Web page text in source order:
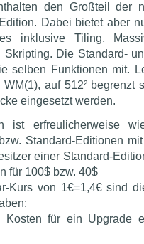
den Großteil der
Dabei bietet aber
inklusive Tiling,
Skripting. Die Standard-
selben Funktionen mit.
auf 512² begrenzt
eingesetzt werden.
ist erfreulicherweise
Standard-Editionen
einer Standard-
für 100$ bzw. 40$
Kurs von 1€=1,4€ sind
Kosten für ein Upgrade